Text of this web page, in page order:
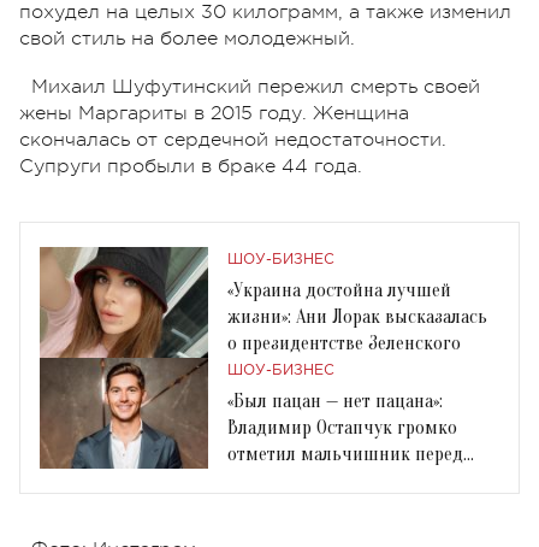
похудел на целых 30 килограмм, а также изменил
свой стиль на более молодежный.
Михаил Шуфутинский пережил смерть своей
жены Маргариты в 2015 году. Женщина
скончалась от сердечной недостаточности.
Супруги пробыли в браке 44 года.
ШОУ-БИЗНЕС
«Украина достойна лучшей
жизни»: Ани Лорак высказалась
о президентстве Зеленского
ШОУ-БИЗНЕС
«Был пацан — нет пацана»:
Владимир Остапчук громко
отметил мальчишник перед